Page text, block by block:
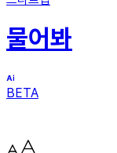
물어봐
BETA